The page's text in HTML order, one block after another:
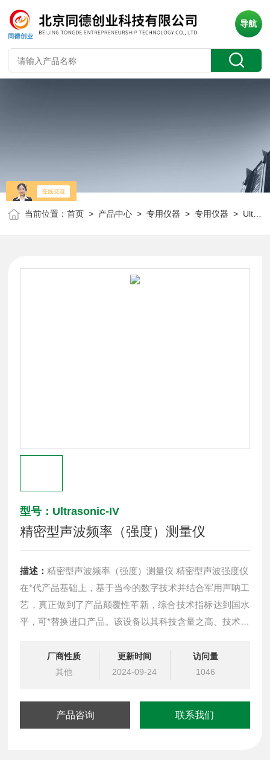
导航
当前位置：首页 > 产品中心 >专用仪器 >专用仪器 > Ultrasonic-IV精密型声波频率（强度）测量仪
型号：Ultrasonic-IV
精密型声波频率（强度）测量仪
描述： 精密型声波频率（强度）测量仪 精密型声波强度仪
在*代产品基础上，基于当今的数字技术并结合军用声呐工
艺，真正做到了产品颠覆性革新，综合技术指标达到国水
平，可*替换进口产品。该设备以其科技含量之高、技术可
产品升级速度。
厂商性质
其他
更新时间
2024-09-24
访问量
1046
产品咨询 联系我们